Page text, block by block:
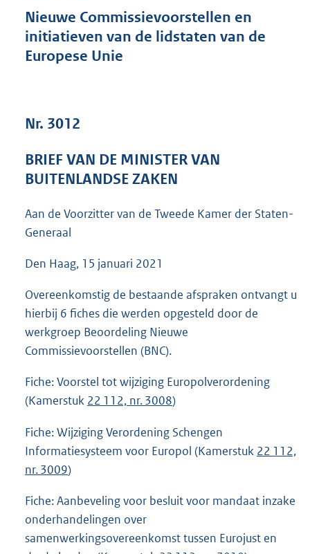
s
g
5
Nieuwe Commissievoorstellen en
initiatieven van de lidstaten van de
Europese Unie
Nr. 3012
BRIEF VAN DE MINISTER VAN
BUITENLANDSE ZAKEN
Aan de Voorzitter van de Tweede Kamer der Staten-
Generaal
Den Haag, 15 januari 2021
Overeenkomstig de bestaande afspraken ontvangt u
hierbij 6 fiches die werden opgesteld door de
werkgroep Beoordeling Nieuwe
Commissievoorstellen (BNC).
Fiche: Voorstel tot wijziging Europolverordening
(Kamerstuk 22 112, nr. 3008)
Fiche: Wijziging Verordening Schengen
Informatiesysteem voor Europol (Kamerstuk 22 112,
nr. 3009)
Fiche: Aanbeveling voor besluit voor mandaat inzake
onderhandelingen over
samenwerkingsovereenkomst tussen Eurojust en